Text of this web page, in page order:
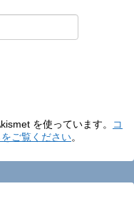
を使っています。
コ
ご覧ください。